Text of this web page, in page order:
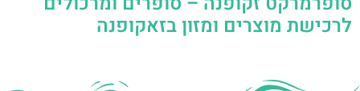
לרכישת מוצרים ומזון בזאקופנה